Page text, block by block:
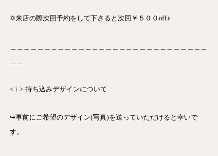
✡来店の際次回予約をして下さると次回￥５００off♪
< ❕ > 持ち込みデザインについて
↪事前にご希望のデザイン(写真)を送っていただけると幸いで
す。